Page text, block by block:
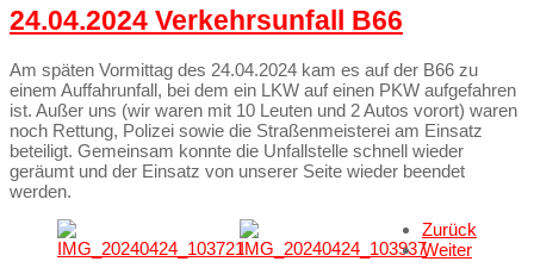
24.04.2024 Verkehrsunfall B66
Am späten Vormittag des 24.04.2024 kam es auf der B66 zu
einem Auffahrunfall, bei dem ein LKW auf einen PKW aufgefahren
ist. Außer uns (wir waren mit 10 Leuten und 2 Autos vorort) waren
noch Rettung, Polizei sowie die Straßenmeisterei am Einsatz
beteiligt. Gemeinsam konnte die Unfallstelle schnell wieder
geräumt und der Einsatz von unserer Seite wieder beendet
werden.
Zurück
Weiter